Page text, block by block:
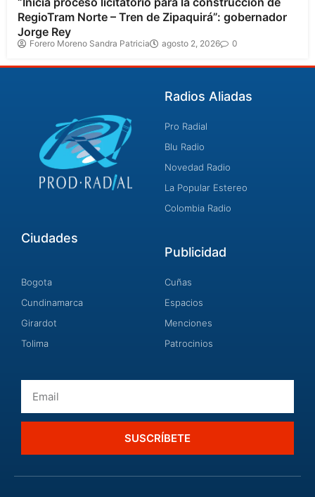
RegioTram Norte – Tren de Zipaquirá”: gobernador
Jorge Rey
Forero Moreno Sandra Patricia agosto 2, 2026 0
Radios Aliadas
Pro Radial
Blu Radio
Novedad Radio
La Popular Estereo
Colombia Radio
Ciudades
Bogota
Cundinamarca
Girardot
Tolima
Publicidad
Cuñas
Espacios
Menciones
Patrocinios
SUSCRÍBETE